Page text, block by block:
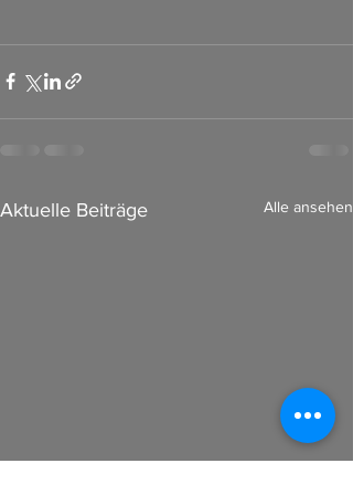
Aktuelle Beiträge Alle ansehen